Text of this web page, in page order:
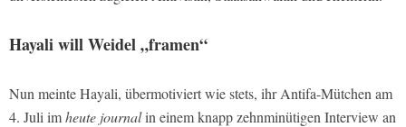
Hayali will Weidel „framen“
Nun meinte Hayali, übermotiviert wie stets, ihr Antifa-Mütchen am
4. Juli imheute journalin einem knapp zehnminütigen Interview an